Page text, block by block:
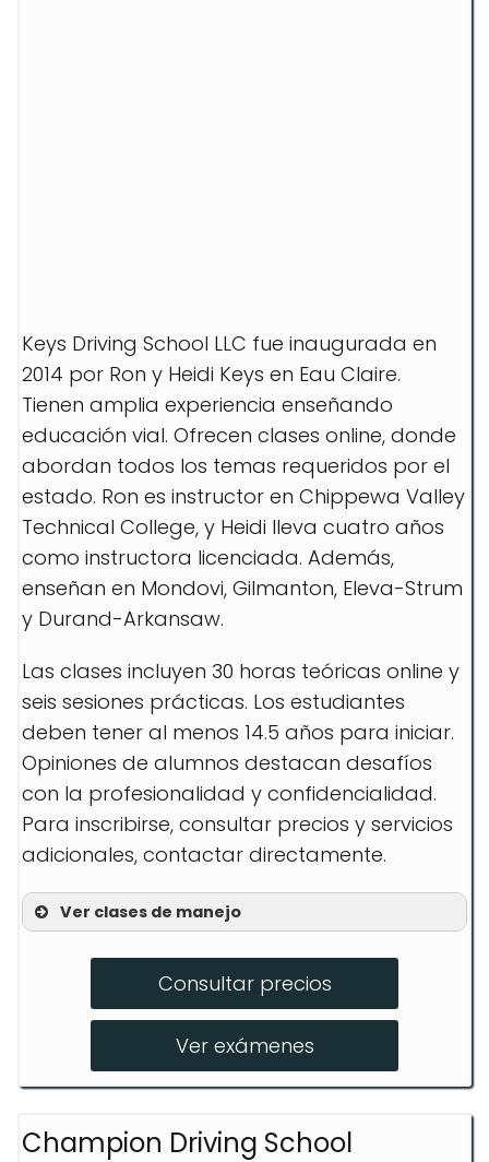
Keys Driving School LLC fue inaugurada en
2014 por Ron y Heidi Keys en Eau Claire.
Tienen amplia experiencia enseñando
educación vial. Ofrecen clases online, donde
abordan todos los temas requeridos por el
estado. Ron es instructor en Chippewa Valley
Technical College, y Heidi lleva cuatro años
como instructora licenciada. Además,
enseñan en Mondovi, Gilmanton, Eleva-Strum
y Durand-Arkansaw.
Las clases incluyen 30 horas teóricas online y
seis sesiones prácticas. Los estudiantes
deben tener al menos 14.5 años para iniciar.
Opiniones de alumnos destacan desafíos
con la profesionalidad y confidencialidad.
Para inscribirse, consultar precios y servicios
adicionales, contactar directamente.
Ver clases de manejo
Sesiones Prácticas
Asesoramiento Personalizado
Consultar precios
Ver exámenes
Champion Driving School